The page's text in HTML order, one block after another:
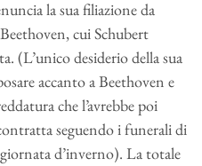
la sua filiazione da
cui Schubert
(L’unico desiderio della sua
accanto a Beethoven e
che l’avrebbe poi
seguendo i funerali di
d’inverno). La totale